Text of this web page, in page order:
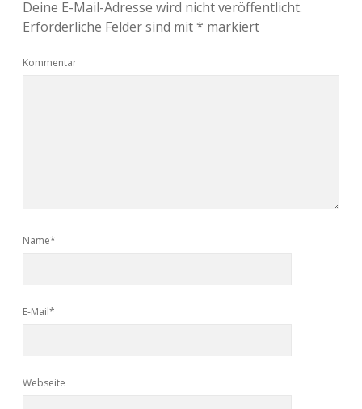
Deine E-Mail-Adresse wird nicht veröffentlicht.
Erforderliche Felder sind mit* markiert
Kommentar
Name*
E-Mail*
Webseite